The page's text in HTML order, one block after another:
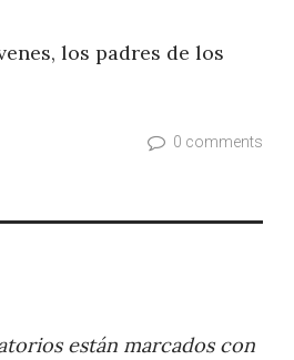
los padres de los
0 comments
están marcados con